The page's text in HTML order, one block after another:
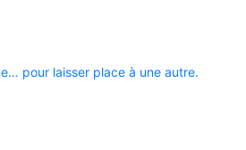
pour laisser place à une autre.